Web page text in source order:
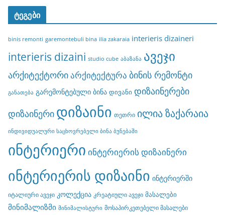
ტეგები
binis remonti garemontebuli bina ilia zakaraia interieris dizaineri
interieris dizaini studio cube აბაზანა ავეჯი
არქიტექტორიარქიტექტურა ბინის რემონტი
განათება გარემონტებული ბინა დივანი დიზაინერები
დიზაინერი დიზაინი თეთრი ილია ზაქარაია
ინდივიდუალური საცხოვრებელი ბინა ბუნებაში
ინტერიერი ინტერიერის დიზაინერი
ინტერიერის დიზაინი ინტერიერში
იტალიური ავეჯი კოლექცია კრეატიული ავეჯი მასალები
მინიმალიზმი მინიმალისტური მოსაპირკეთებელი მასალები